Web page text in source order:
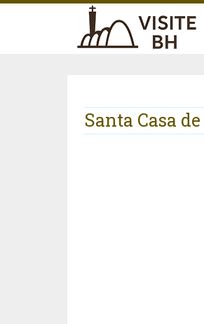
Santa Casa